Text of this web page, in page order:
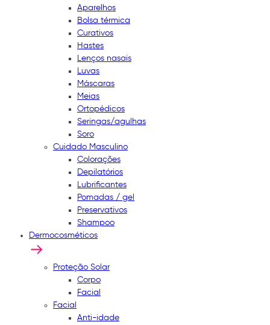
Aparelhos
Bolsa térmica
Curativos
Hastes
Lenços nasais
Luvas
Máscaras
Meias
Ortopédicos
Seringas/agulhas
Soro
Cuidado Masculino
Colorações
Depilatórios
Lubrificantes
Pomadas / gel
Preservativos
Shampoo
Dermocosméticos
Proteção Solar
Corpo
Facial
Facial
Anti-idade